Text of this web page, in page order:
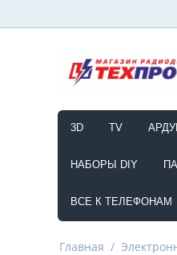
3D TV
НАБОРЫ DIY
ВСЕ К ТЕЛЕФОНАМ
Главная /